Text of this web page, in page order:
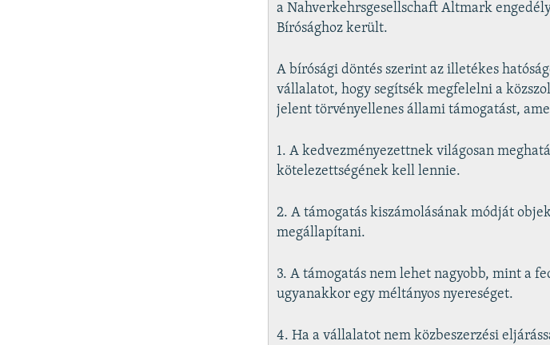
a Nahverkehrsgesellschaft Altmark
Bírósághoz került.
A bírósági döntés szerint az illetékes
vállalatot, hogy segítsék megfelelni a
jelent törvényellenes állami támogatást,
1. A kedvezményezettnek világosan
kötelezettségének kell lennie.
2. A támogatás kiszámolásának módját
megállapítani.
3. A támogatás nem lehet nagyobb, mint a
ugyanakkor egy méltányos nyereséget.
4. Ha a vállalatot nem közbeszerzési